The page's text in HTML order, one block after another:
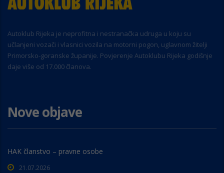
Autoklub Rijeka je neprofitna i nestranačka udruga u koju su
učlanjeni vozači i vlasnici vozila na motorni pogon, uglavnom žitelji
Primorsko-goranske županije. Povjerenje Autoklubu Rijeka godišnje
daje više od 17.000 članova.
Nove objave
HAK članstvo – pravne osobe
21.07.2026